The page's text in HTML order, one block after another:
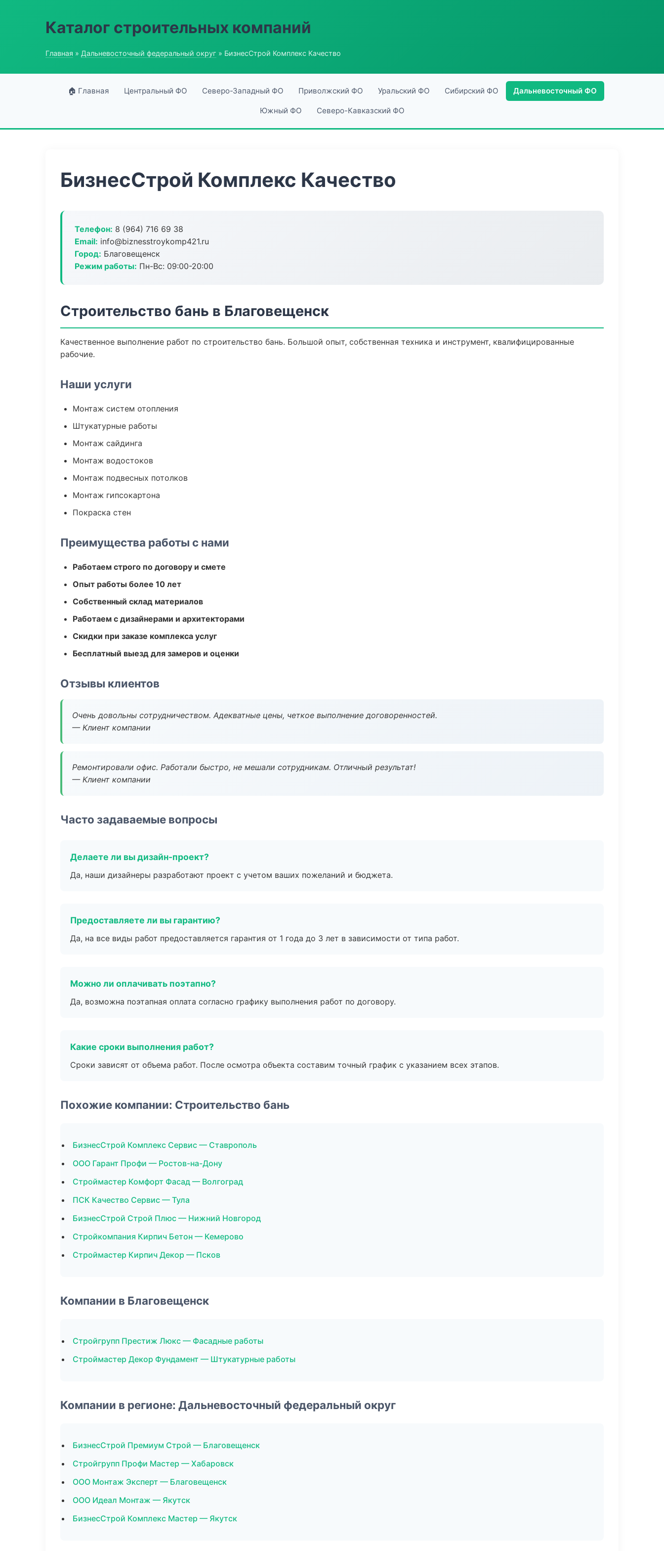
Каталог строительных компаний
Главная » Дальневосточный федеральный округ » БизнесСтрой Комплекс Качество
🏠 Главная Центральный ФО Северо-Западный ФО Приволжский ФО Уральский ФО Сибирский ФО Дальневосточный ФО
Южный ФО Северо-Кавказский ФО
БизнесСтрой Комплекс Качество
Телефон: 8 (964) 716 69 38
Email: info@biznesstroykomp421.ru
Город: Благовещенск
Режим работы: Пн-Вс: 09:00-20:00
Строительство бань в Благовещенск
Качественное выполнение работ по строительство бань. Большой опыт, собственная техника и инструмент, квалифицированные
рабочие.
Наши услуги
Монтаж систем отопления
Штукатурные работы
Монтаж сайдинга
Монтаж водостоков
Монтаж подвесных потолков
Монтаж гипсокартона
Покраска стен
Преимущества работы с нами
Работаем строго по договору и смете
Опыт работы более 10 лет
Собственный склад материалов
Работаем с дизайнерами и архитекторами
Скидки при заказе комплекса услуг
Бесплатный выезд для замеров и оценки
Отзывы клиентов
Очень довольны сотрудничеством. Адекватные цены, четкое выполнение договоренностей.
— Клиент компании
Ремонтировали офис. Работали быстро, не мешали сотрудникам. Отличный результат!
— Клиент компании
Часто задаваемые вопросы
Делаете ли вы дизайн-проект?
Да, наши дизайнеры разработают проект с учетом ваших пожеланий и бюджета.
Предоставляете ли вы гарантию?
Да, на все виды работ предоставляется гарантия от 1 года до 3 лет в зависимости от типа работ.
Можно ли оплачивать поэтапно?
Да, возможна поэтапная оплата согласно графику выполнения работ по договору.
Какие сроки выполнения работ?
Сроки зависят от объема работ. После осмотра объекта составим точный график с указанием всех этапов.
Похожие компании: Строительство бань
БизнесСтрой Комплекс Сервис — Ставрополь
ООО Гарант Профи — Ростов-на-Дону
Строймастер Комфорт Фасад — Волгоград
ПСК Качество Сервис — Тула
БизнесСтрой Строй Плюс — Нижний Новгород
Стройкомпания Кирпич Бетон — Кемерово
Строймастер Кирпич Декор — Псков
Компании в Благовещенск
Стройгрупп Престиж Люкс — Фасадные работы
Строймастер Декор Фундамент — Штукатурные работы
Компании в регионе: Дальневосточный федеральный округ
БизнесСтрой Премиум Строй — Благовещенск
Стройгрупп Профи Мастер — Хабаровск
ООО Монтаж Эксперт — Благовещенск
ООО Идеал Монтаж — Якутск
БизнесСтрой Комплекс Мастер — Якутск